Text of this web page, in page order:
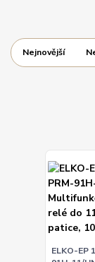
Nejnovější
ELKO-EP